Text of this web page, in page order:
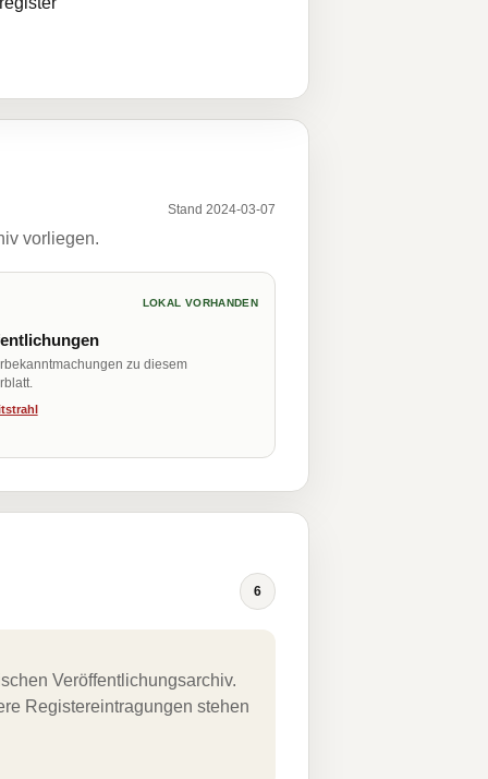
Stand 2024-03-07
vorliegen.
LOKAL VORHANDEN
zu diesem
6
Veröffentlichungsarchiv.
Registereintragungen stehen